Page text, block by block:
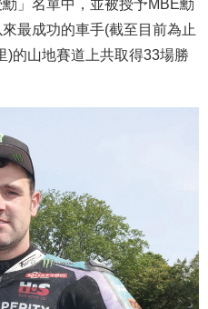
」名單中，並被授予MBE勳
最成功的車手(截至目前為止
)的山地賽道上共取得33場勝